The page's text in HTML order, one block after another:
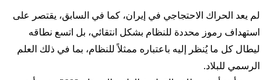
لم يعد الحراك الاحتجاجي في إيران، كما في السابق، يقتصر على
استهداف رموز محددة للنظام بشكل انتقائي، بل اتسع نطاقه
ليطال كل ما يُنظر إليه باعتباره ممثلاً للنظام، بما في ذلك العلم
الرسمي للبلاد.